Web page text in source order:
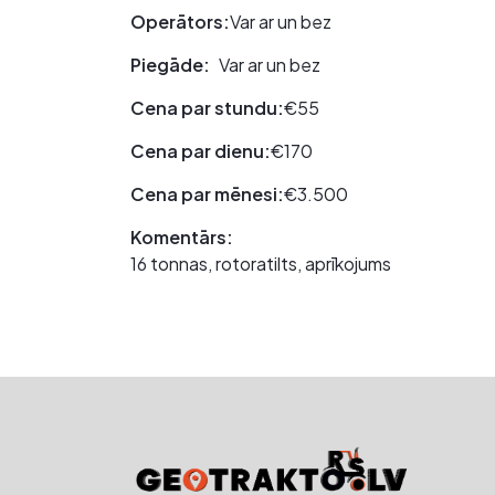
Operātors:Var ar un bez
Piegāde: Var ar un bez
Cena par stundu:€55
Cena par dienu:€170
Cena par mēnesi:€3.500
Komentārs:
16 tonnas, rotoratilts, aprīkojums